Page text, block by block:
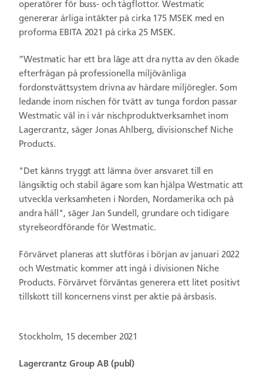
operatörer för buss- och tågflottor. Westmatic
genererar årliga intäkter på cirka 175 MSEK med en
proforma EBITA 2021 på cirka 25 MSEK.
”Westmatic har ett bra läge att dra nytta av den ökade
efterfrågan på professionella miljövänliga
fordonstvättsystem drivna av hårdare miljöregler. Som
ledande inom nischen för tvätt av tunga fordon passar
Westmatic väl in i vår nischproduktverksamhet inom
Lagercrantz, säger Jonas Ahlberg, divisionschef Niche
Products.
"Det känns tryggt att lämna över ansvaret till en
långsiktig och stabil ägare som kan hjälpa Westmatic att
utveckla verksamheten i Norden, Nordamerika och på
andra håll", säger Jan Sundell, grundare och tidigare
styrelseordförande för Westmatic.
Förvärvet planeras att slutföras i början av januari 2022
och Westmatic kommer att ingå i divisionen Niche
Products. Förvärvet förväntas generera ett litet positivt
tillskott till koncernens vinst per aktie på årsbasis.
Stockholm, 15 december 2021
Lagercrantz Group AB (publ)